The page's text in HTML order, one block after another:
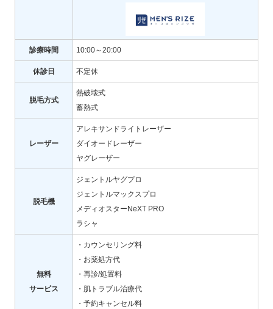
診療時間 10:00～20:00
休診日 不定休
脱毛方式
熱破壊式
蓄熱式
レーザー
アレキサンドライトレーザー
ダイオードレーザー
ヤグレーザー
脱毛機
ジェントルヤグプロ
ジェントルマックスプロ
メディオスターNeXT PRO
ラシャ
無料
サービス
・カウンセリング料
・お薬処方代
・再診/処置料
・肌トラブル治療代
・予約キャンセル料